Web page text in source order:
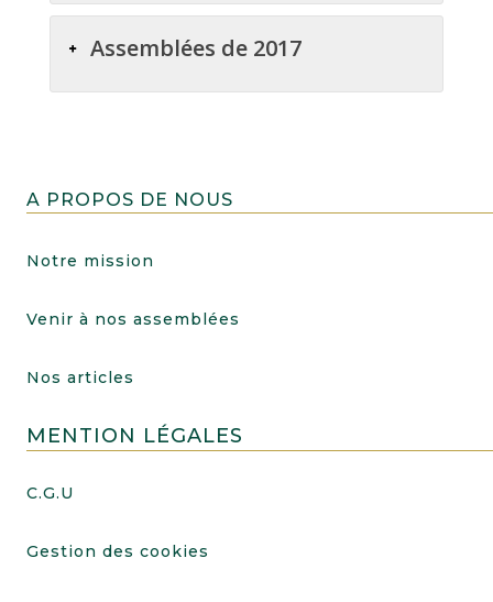
Assemblées de 2017
A PROPOS DE NOUS
Notre mission
Venir à nos assemblées
Nos articles
MENTION LÉGALES
C.G.U
Gestion des cookies